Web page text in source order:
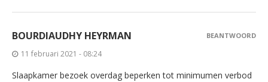
BOURDIAUDHY HEYRMAN
11 februari 2021 - 08:24
Slaapkamer bezoek overdag beperken tot minimumen verbod
BEANTWOORD